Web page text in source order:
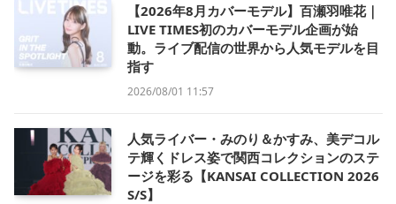
【2026年8月カバーモデル】百瀬羽唯花｜
LIVE TIMES初のカバーモデル企画が始
動。ライブ配信の世界から人気モデルを目
指す
2026/08/01 11:57
人気ライバー・みのり＆かすみ、美デコル
テ輝くドレス姿で関西コレクションのステ
ージを彩る【KANSAI COLLECTION 2026
S/S】